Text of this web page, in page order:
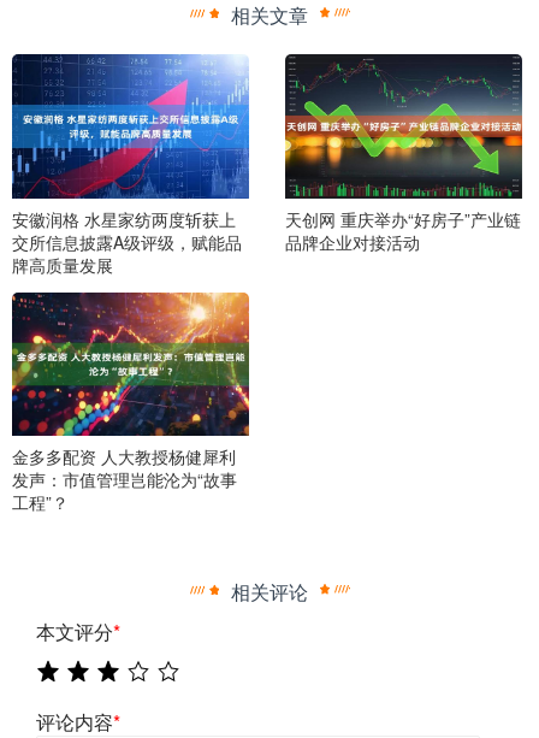
相关文章
安徽润格 水星家纺两度斩获上
交所信息披露A级评级，赋能品
牌高质量发展
天创网 重庆举办“好房子”产业链
品牌企业对接活动
金多多配资 人大教授杨健犀利
发声：市值管理岂能沦为“故事
工程”？
相关评论
本文评分*
评论内容*